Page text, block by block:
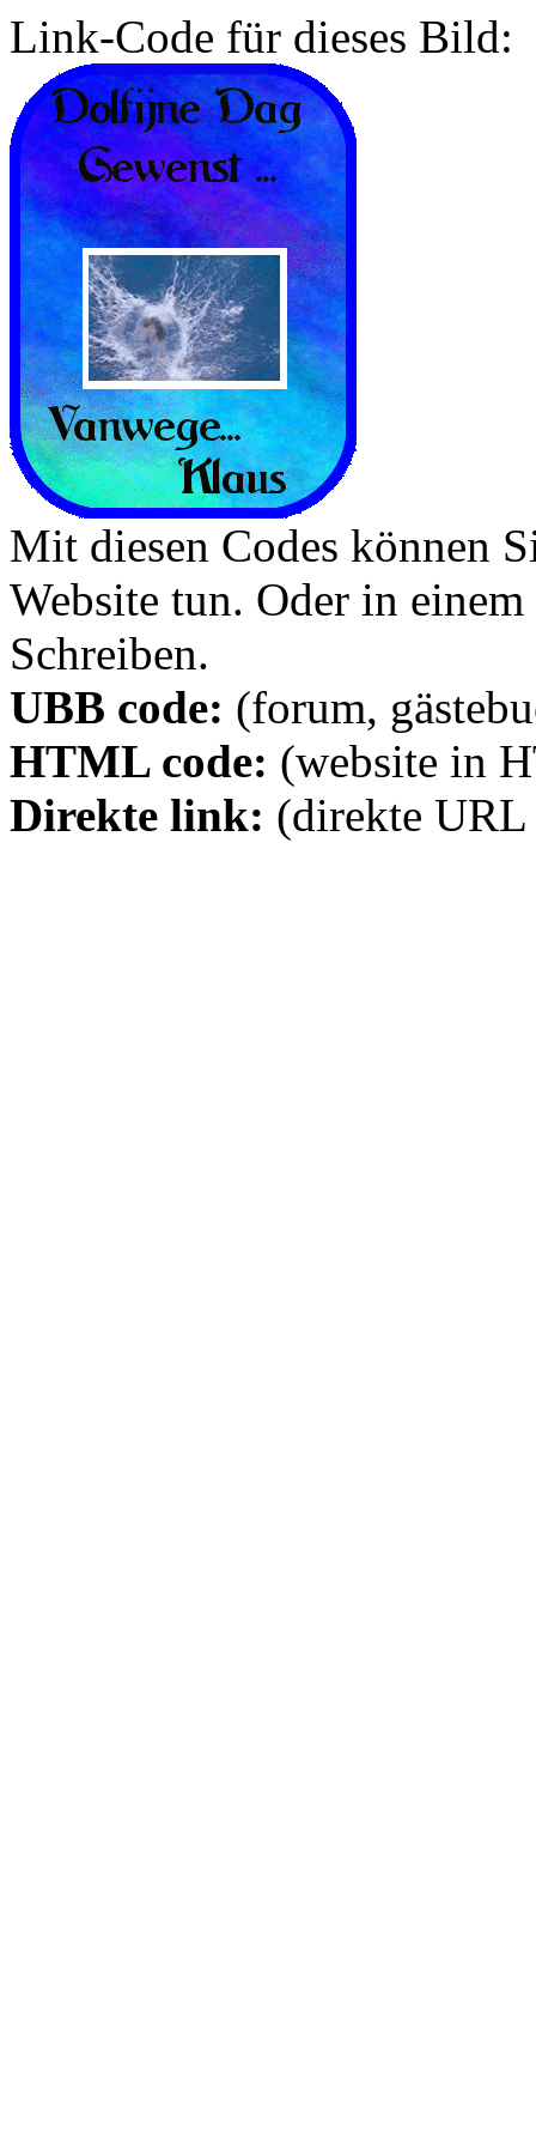
Link-Code für dieses Bild:
Mit diesen Codes können
Website tun. Oder in
Schreiben.
UBB code: (forum,
HTML code: (website in
Direkte link: (direkte